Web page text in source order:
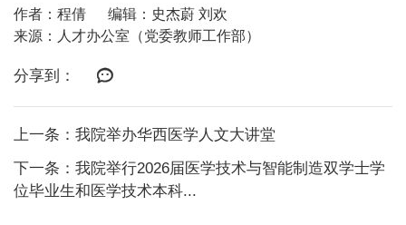
作者：程倩
编辑：史杰蔚 刘欢
来源：人才办公室（党委教师工作部）
分享到：
上一条：我院举办华西医学人文大讲堂
下一条：我院举行2026届医学技术与智能制造双学士学
位毕业生和医学技术本科...